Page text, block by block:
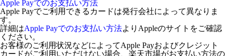
Apple Payでのお支払い方法
Apple Payでご利用できるカードは発行会社によって異なりま
す。
詳細はApple Payでのお支払い方法よりAppleのサイトをご確認
ください。
お客様のご利用状況などによってApple Payおよびクレジット
カードがご利用いただけない場合、楽天市場がお支払い方法の